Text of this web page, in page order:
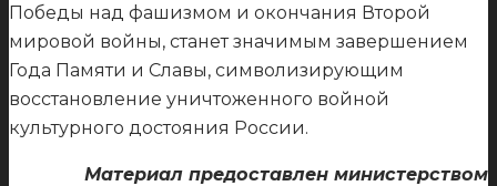
Победы над фашизмом и окончания Второй
мировой войны, станет значимым завершением
Года Памяти и Славы, символизирующим
восстановление уничтоженного войной
культурного достояния России.
Материал предоставлен министерством